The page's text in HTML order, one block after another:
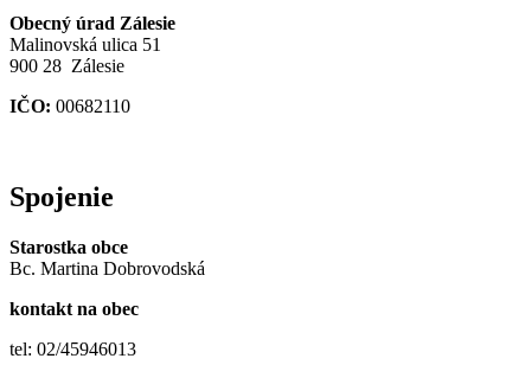
Obecný úrad Zálesie
Malinovská ulica 51
900 28 Zálesie
IČO: 00682110
Spojenie
Starostka obce
Bc. Martina Dobrovodská
kontakt na obec
tel: 02/45946013